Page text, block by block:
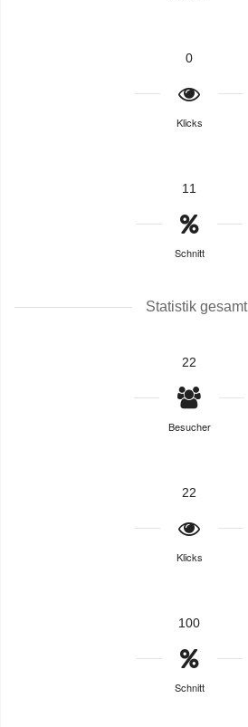
0
Klicks
11
Schnitt
Statistik gesamt
22
Besucher
22
Klicks
100
Schnitt